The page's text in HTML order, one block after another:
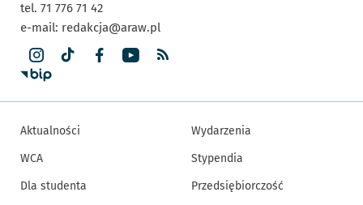
tel. 71 776 71 42
e-mail: redakcja@araw.pl
Aktualności
WCA
Dla studenta
Wydarzenia
Stypendia
Przedsiębiorczość